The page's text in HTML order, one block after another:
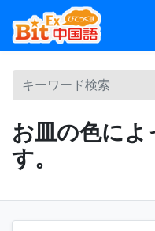
お皿の色によ
す。